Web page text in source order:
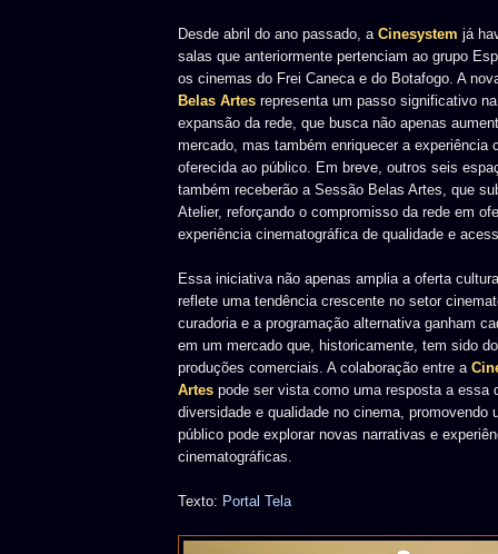
Desde abril do ano passado, a Cinesystem já
salas que anteriormente pertenciam ao grupo
os cinemas do Frei Caneca e do Botafogo. A
Belas Artes representa um passo significativo
expansão da rede, que busca não apenas
mercado, mas também enriquecer a experiência
oferecida ao público. Em breve, outros seis
também receberão a Sessão Belas Artes, que
Atelier, reforçando o compromisso da rede em
experiência cinematográfica de qualidade e
Essa iniciativa não apenas amplia a oferta
reflete uma tendência crescente no setor
curadoria e a programação alternativa ganham
em um mercado que, historicamente, tem sido
produções comerciais. A colaboração entre a
Artes pode ser vista como uma resposta a essa
diversidade e qualidade no cinema, promovendo
público pode explorar novas narrativas e
cinematográficas.
Texto: Portal Tela